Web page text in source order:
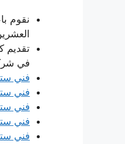
نقوم
تقديم
في
فني
فني
فني
فني
فني